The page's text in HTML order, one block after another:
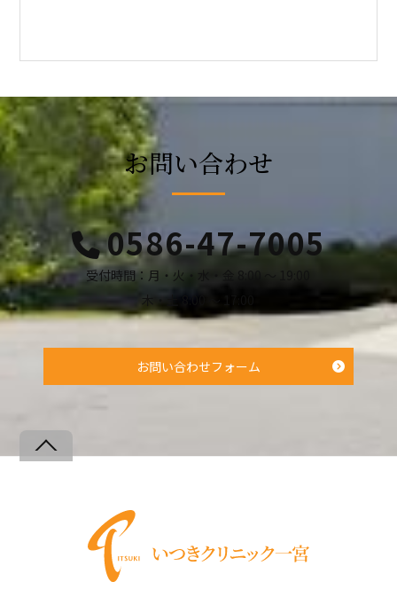
お問い合わせ
0586-47-7005
受付時間：月・火・水・金 8:00 ～ 19:00
木・土 8:00 ～ 17:00
お問い合わせフォーム
Back